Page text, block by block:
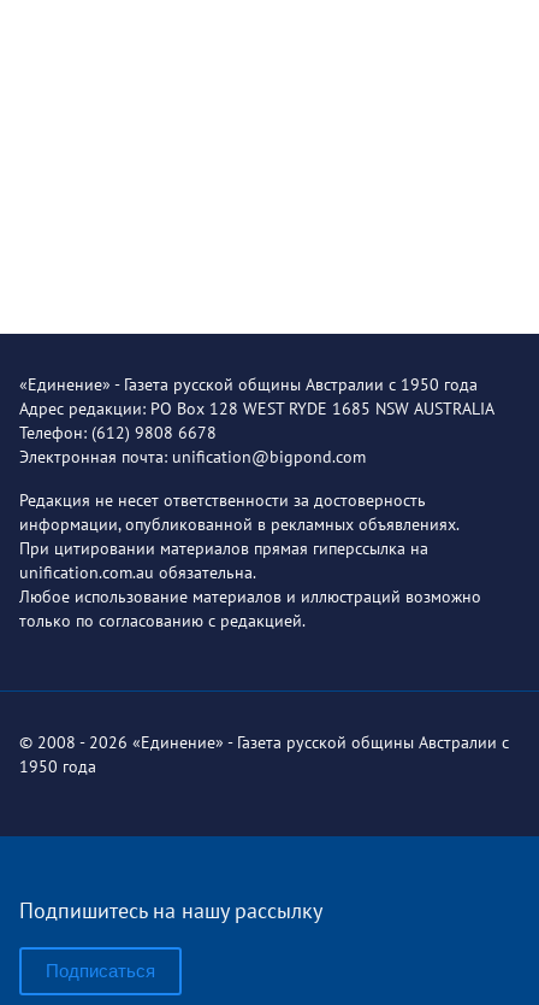
«Единение» - Газета русской общины Австралии с 1950 года
Адрес редакции: PO Box 128 WEST RYDE 1685 NSW AUSTRALIA
Телефон: (612) 9808 6678
Электронная почта: unification@bigpond.com
Редакция не несет ответственности за достоверность
информации, опубликованной в рекламных объявлениях.
При цитировании материалов прямая гиперссылка на
unification.com.au обязательна.
Любое использование материалов и иллюстраций возможно
только по согласованию с редакцией.
© 2008 - 2026 «Единение» - Газета русской общины Австралии с
1950 года
Подпишитесь на нашу рассылку
Подписаться